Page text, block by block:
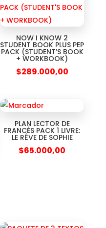
NOW I KNOW 2
STUDENT BOOK PLUS PEP
PACK (STUDENT’S BOOK
+ WORKBOOK)
$289.000,00
PLAN LECTOR DE
FRANCÉS PACK 1 LIVRE:
LE RÊVE DE SOPHIE
$65.000,00